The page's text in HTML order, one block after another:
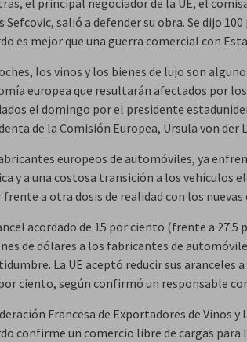
Sefcovic, salió a defender su obra. Se dijo
es mejor que una guerra comercial con
los vinos y los bienes de lujo son
europea que resultarán afectados por
el domingo por el presidente
de la Comisión Europea, Ursula von der
europeos de automóviles, ya
y a una costosa transición a los vehículos
frente a otra dosis de realidad con los nuevas
acordado de 15 por ciento (frente a 27.5
de dólares a los fabricantes de
La UE aceptó reducir sus aranceles
ciento, según confirmó un responsable
Francesa de Exportadores de Vinos y
confirme un comercio libre de cargas para